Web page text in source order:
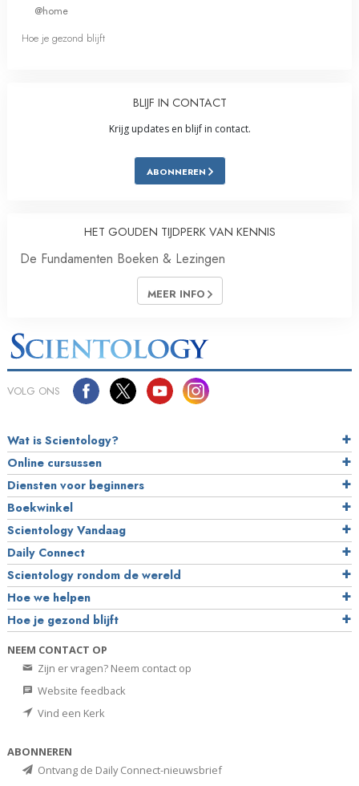
@home
Hoe je gezond blijft
BLIJF IN CONTACT
Krijg updates en blijf in contact.
ABONNEREN
HET GOUDEN TIJDPERK VAN KENNIS
De Fundamenten Boeken & Lezingen
MEER INFO
VOLG ONS
Wat is Scientology?
Online cursussen
Diensten voor beginners
Boekwinkel
Scientology Vandaag
Daily Connect
Scientology rondom de wereld
Hoe we helpen
Hoe je gezond blijft
NEEM CONTACT OP
Zijn er vragen? Neem contact op
Website feedback
Vind een Kerk
ABONNEREN
Ontvang de Daily Connect-nieuwsbrief